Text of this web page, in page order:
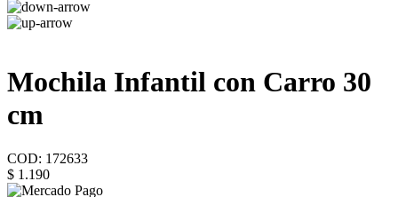
Mochila Infantil con Carro 30
cm
COD: 172633
$ 1.190